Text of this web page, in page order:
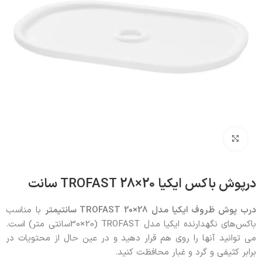
درپوش باکس ایکیا 20×28 TROFAST سانت
درب پوش ظروف ایکیا مدل سانتیمتر با مناسب
باکس‌های نگهدارنده ایکیا مدل TROFAST (30×20سانتی متر) است.
می توانید آنها را روی هم قرار دهید و در عین حال از محتویات در
برابر کثیفی و گرد و غبار محافظت کنید.